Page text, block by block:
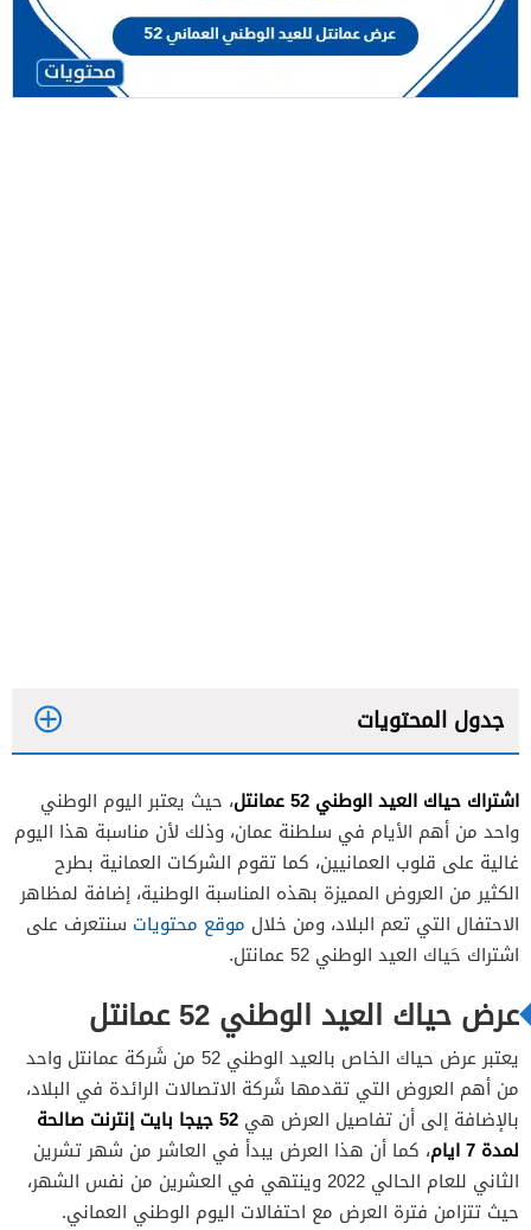
جدول المحتويات
اشتراك حياك العيد الوطني 52 عمانتل
، حيث يعتبر اليوم الوطني
واحد من أهم الأيام في سلطنة عمان، وذلك لأن مناسبة هذا اليوم
غالية على قلوب العمانيين، كما تقوم الشركات العمانية بطرح
الكثير من العروض المميزة بهذه المناسبة الوطنية، إضافة لمظاهر
الاحتفال التي تعم البلاد، ومن خلال موقع محتويات سنتعرف على
اشتراك حَياك العيد الوطني 52 عمانتل.
عرض حياك العيد الوطني 52 عمانتل
يعتبر عرض حياك الخاص بالعيد الوطني 52 من شَركة عمانتل واحد
من أهم العروض التي تقدمها شَركة الاتصالات الرائدة في البلاد،
بالإضافة إلى أن تفاصيل العرض هي
52 جيجا بايت إنترنت صالحة
لمدة 7 ايام
، كما أن هذا العرض يبدأ في العاشر من شهر تشرين
الثاني للعام الحالي 2022 وينتهي في العشرين من نفس الشهر،
حيث تتزامن فترة العرض مع احتفالات اليوم الوطني العماني.